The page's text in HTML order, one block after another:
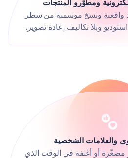
ومطوّرو المنتجات
ونسخ موسمية من سطر
وبلا تكاليف إعادة تصوير.
والعلامات الشخصية
أو أغلفة في الوقت الذي